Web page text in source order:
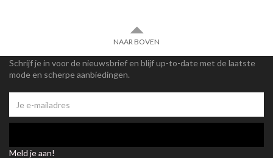
NAAR BOVEN
Schrijf je in voor de nieuwsbrief en blijf up-to-date met de laatste
mode en scherpe aanbiedingen.
Meld je aan!